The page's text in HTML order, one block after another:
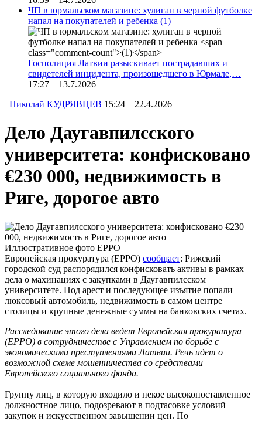
ЧП в юрмальском магазине: хулиган в черной футболке
напал на покупателей и ребенка (1)
Госполиция Латвии разыскивает пострадавших и
свидетелей инцидента, произошедшего в Юрмале,…
17:27 13.7.2026
Николай КУДРЯВЦЕВ 15:24 22.4.2026
Дело Даугавпилсского
университета: конфисковано
€230 000, недвижимость в
Риге, дорогое авто
Иллюстративное фото EPPO
Европейская прокуратура (EPPO) сообщает: Рижский
городской суд распорядился конфисковать активы в рамках
дела о махинациях с закупками в Даугавпилсском
университете. Под арест и последующее изъятие попали
люксовый автомобиль, недвижимость в самом центре
столицы и крупные денежные суммы на банковских счетах.
Расследование этого дела ведет Европейская прокуратура
(EPPO) в сотрудничестве с Управлением по борьбе с
экономическими преступлениями Латвии. Речь идет о
возможной схеме мошенничества со средствами
Европейского социального фонда.
Группу лиц, в которую входило и некое высокопоставленное
должностное лицо, подозревают в подтасовке условий
закупок и искусственном завышении цен. По